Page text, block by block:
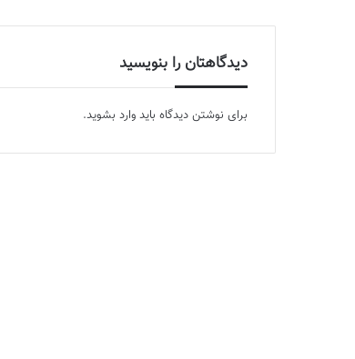
دیدگاهتان را بنویسید
برای نوشتن دیدگاه باید وارد بشوید.